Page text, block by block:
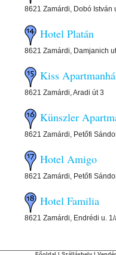
8621 Zamárdi, Dobó István
Hotel Platán
8621 Zamárdi, Damjanich
Kiss
8621 Zamárdi, Aradi út 3
Künszler
8621 Zamárdi, Petőfi
Hotel Amigo
8621 Zamárdi, Petőfi
Hotel Familia
8621 Zamárdi, Endrédi u.